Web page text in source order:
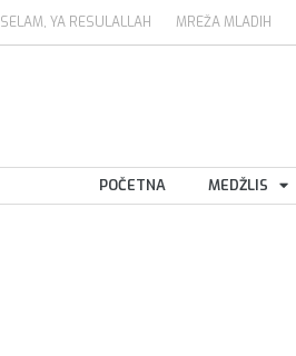
SELAM, YA RESULALLAH MREŽA MLADIH
POČETNA MEDŽLIS